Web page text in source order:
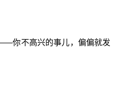
你不高兴的事儿，偏偏就发